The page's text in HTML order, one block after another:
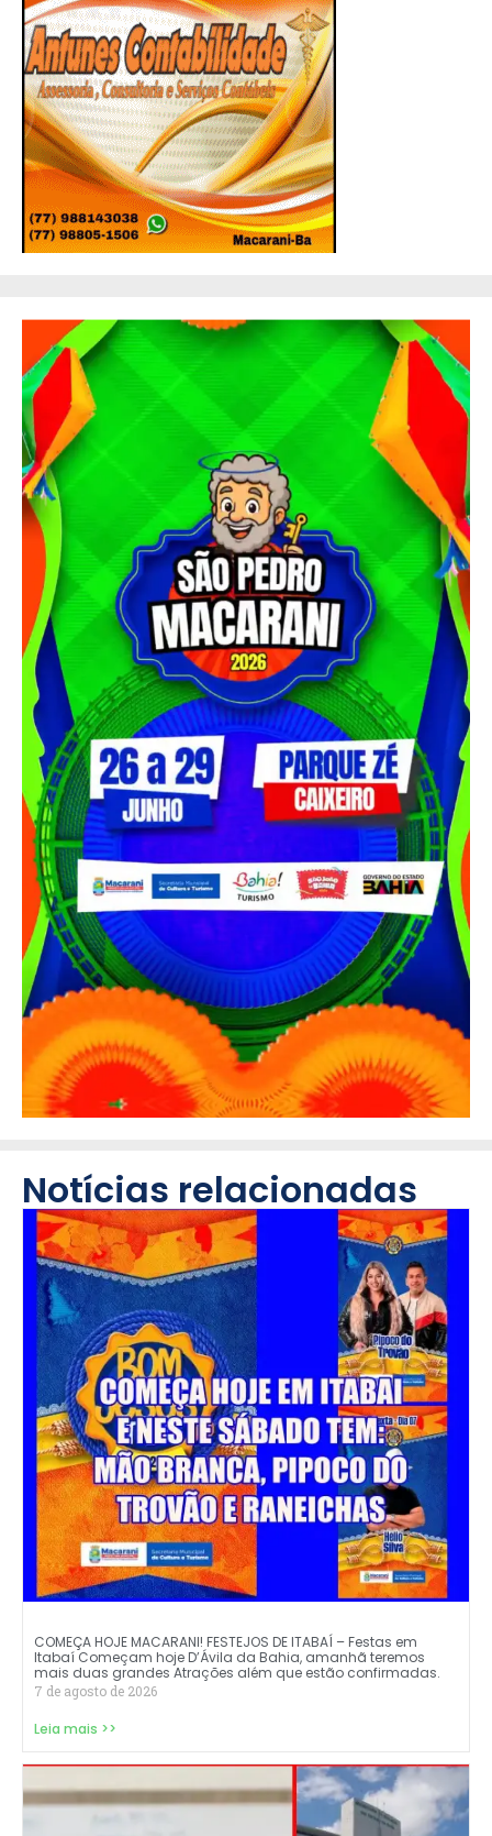
Notícias relacionadas
COMEÇA HOJE MACARANI! FESTEJOS DE ITABAÍ – Festas em
Itabaí Começam hoje D’Ávila da Bahia, amanhã teremos
mais duas grandes Atrações além que estão confirmadas.
7 de agosto de 2026
Leia mais >>